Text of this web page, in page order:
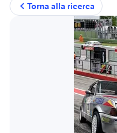
Torna alla ricerca